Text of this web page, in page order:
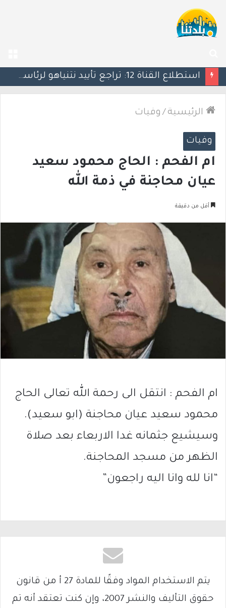
عن
كين يحذر ترامب: التصعيد العسكري ضد إيران قد يأتي بنتائج عكسية
الرئيسية / وفيات
وفيات
ام الفحم : الحاج محمود سعيد
عيان محاجنة في ذمة الله
أقل من دقيقة
ام الفحم : انتقل الى رحمة الله تعالى الحاج
محمود سعيد عيان محاجنة (ابو سعيد).
وسيشيع جثمانه غدا الاربعاء بعد صلاة
الظهر من مسجد المحاجنة.
“انا لله وانا اليه راجعون”
يتم الاستخدام المواد وفقًا للمادة 27 أ من قانون
حقوق التأليف والنشر 2007، وإن كنت تعتقد أنه تم